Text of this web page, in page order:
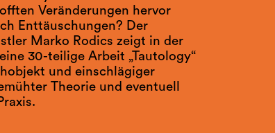
Veränderungen hervor
Enttäuschungen? Der
Marko Rodics zeigt in der
30-teilige Arbeit „Tautology“
und einschlägiger
Theorie und eventuell